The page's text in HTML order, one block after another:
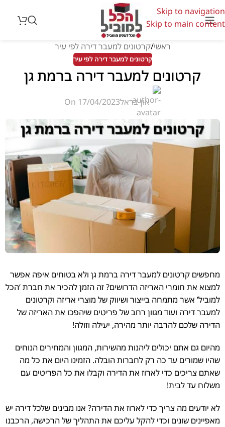
Skip to navigation
Skip to main content
ראשי קרטונים למעבר דירה לפי עיר
קרטונים למעבר דירה לפי עיר
קרטונים למעבר דירה ברמת גן
און בראלOn 17/04/2023
מחפשים קרטונים למעבר דירה ברמת גן ולא בטוחים איפה אפשר
למצוא את חומרי האריזה הדרושים? זה הזמן להכיר את חברת ‘הכל
למוביל’ אשר מתמחה בייצור ושיווק של מוצרי אריזה וקרטונים
למעבר דירה ועוד מגוון רחב של פריטים שיהפכו את האריזה של
הדירה שלכם להרבה יותר מהירה, יעילה וזולה!
מהיום גם אתם יכולים ליהנות מהשירות, המגוון והמחירים הנוחים
שהיו שמורים עד כה רק לחברות הובלה. הזמינו היום את כל מה
שאתם צריכים כדי לארוז את הדירה וקבלו את כל הפריטים עם
משלוח עד לבית!
לא יודעים מה צריך כדי לארוז את הדירה? אנו מבינים שלכל דירה יש
מאפיינים שונים וכדי להקל עליכם את התהליך של הרכישה, הרכבנו